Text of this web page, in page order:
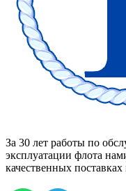
За 30 лет работы по
эксплуатации флота
качественных